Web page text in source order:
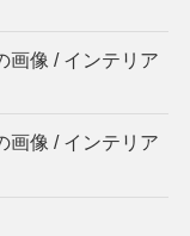
画像 / インテリア
画像 / インテリア